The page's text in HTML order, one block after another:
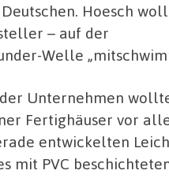
Hoesch
– auf der
Welle
Unternehmen
Fertighäuser vor
entwickelten
mit PVC